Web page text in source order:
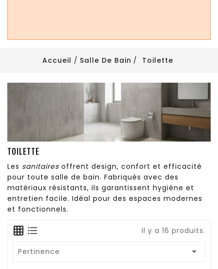
Accueil Salle De Bain Toilette
TOILETTE
Les sanitaires offrent design, confort et efficacité
pour toute salle de bain. Fabriqués avec des
matériaux résistants, ils garantissent hygiène et
entretien facile. Idéal pour des espaces modernes
et fonctionnels.
Il y a 16 produits.
Pertinence 